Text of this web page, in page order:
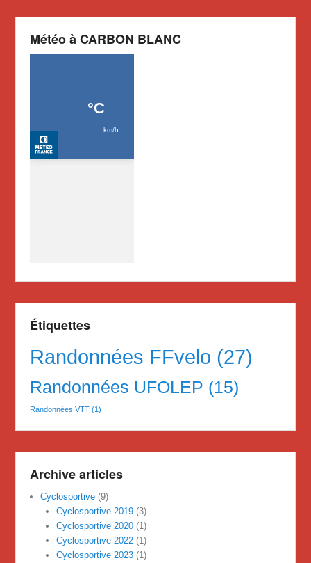
Météo à CARBON BLANC
Étiquettes
Randonnées FFvelo (27)
Randonnées UFOLEP (15)
Randonnées VTT (1)
Archive articles
Cyclosportive (9)
Cyclosportive 2019(3)
Cyclosportive 2020(1)
Cyclosportive 2022(1)
Cyclosportive 2023(1)